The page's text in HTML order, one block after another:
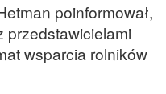
poinformował,
przedstawicielami
wsparcia rolników